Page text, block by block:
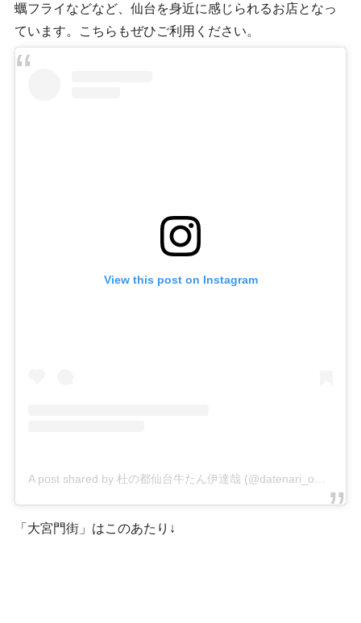
蠣フライなどなど、仙台を身近に感じられるお店となっ
ています。こちらもぜひご利用ください。
View this post on Instagram
A post shared by 杜の都仙台牛たん伊達哉 (@datenari_omiya)
「大宮門街」はこのあたり↓